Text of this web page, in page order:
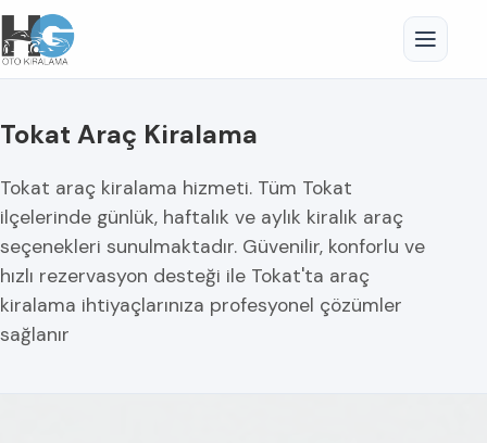
Tokat Araç Kiralama
Tokat araç kiralama hizmeti. Tüm Tokat
ilçelerinde günlük, haftalık ve aylık kiralık araç
seçenekleri sunulmaktadır. Güvenilir, konforlu ve
hızlı rezervasyon desteği ile Tokat'ta araç
kiralama ihtiyaçlarınıza profesyonel çözümler
sağlanır